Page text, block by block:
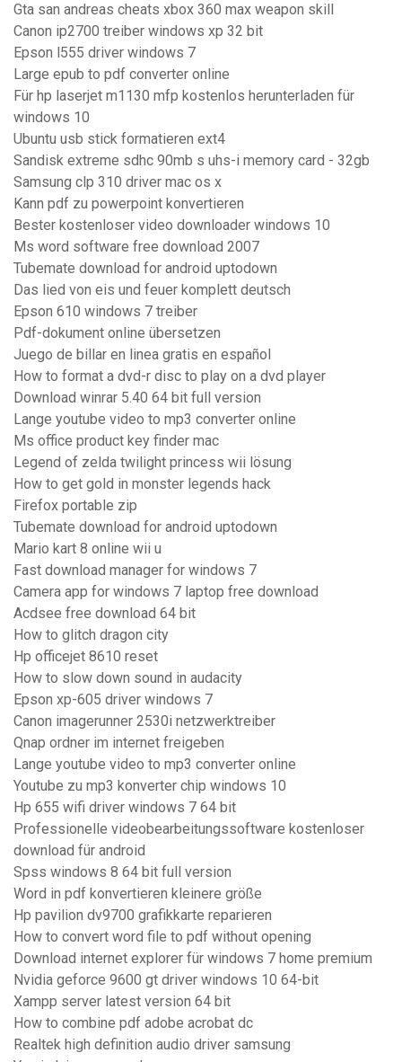
Gta san andreas cheats xbox 360 max weapon skill
Canon ip2700 treiber windows xp 32 bit
Epson l555 driver windows 7
Large epub to pdf converter online
Für hp laserjet m1130 mfp kostenlos herunterladen für
windows 10
Ubuntu usb stick formatieren ext4
Sandisk extreme sdhc 90mb s uhs-i memory card - 32gb
Samsung clp 310 driver mac os x
Kann pdf zu powerpoint konvertieren
Bester kostenloser video downloader windows 10
Ms word software free download 2007
Tubemate download for android uptodown
Das lied von eis und feuer komplett deutsch
Epson 610 windows 7 treiber
Pdf-dokument online übersetzen
Juego de billar en linea gratis en español
How to format a dvd-r disc to play on a dvd player
Download winrar 5.40 64 bit full version
Lange youtube video to mp3 converter online
Ms office product key finder mac
Legend of zelda twilight princess wii lösung
How to get gold in monster legends hack
Firefox portable zip
Tubemate download for android uptodown
Mario kart 8 online wii u
Fast download manager for windows 7
Camera app for windows 7 laptop free download
Acdsee free download 64 bit
How to glitch dragon city
Hp officejet 8610 reset
How to slow down sound in audacity
Epson xp-605 driver windows 7
Canon imagerunner 2530i netzwerktreiber
Qnap ordner im internet freigeben
Lange youtube video to mp3 converter online
Youtube zu mp3 konverter chip windows 10
Hp 655 wifi driver windows 7 64 bit
Professionelle videobearbeitungssoftware kostenloser
download für android
Spss windows 8 64 bit full version
Word in pdf konvertieren kleinere größe
Hp pavilion dv9700 grafikkarte reparieren
How to convert word file to pdf without opening
Download internet explorer für windows 7 home premium
Nvidia geforce 9600 gt driver windows 10 64-bit
Xampp server latest version 64 bit
How to combine pdf adobe acrobat dc
Realtek high definition audio driver samsung